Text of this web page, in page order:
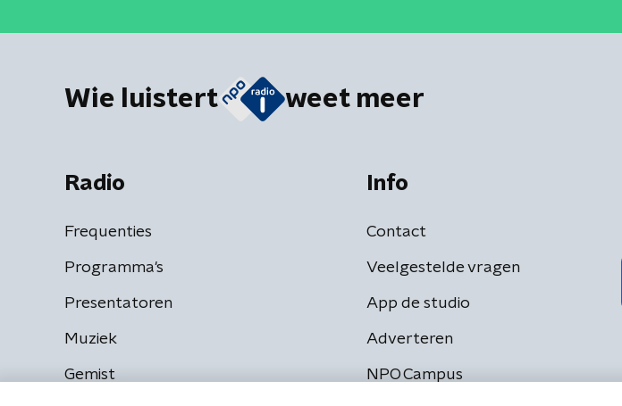
Wie luistert weet meer
Radio
Frequenties
Programma's
Presentatoren
Muziek
Gemist
Info
Contact
Veelgestelde vragen
App de studio
Adverteren
NPO Campus